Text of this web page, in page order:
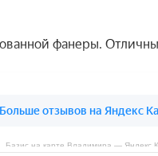
Базис на карте Владимира — Яндекс